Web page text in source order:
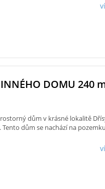
DOMU 240
dům v krásné lokalitě
dům se nachází na